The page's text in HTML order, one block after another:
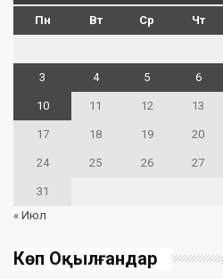
Пн Вт Ср Чт
3 4 5 6
10 11 12 13
17 18 19 20
24 25 26 27
31
« Июл
Көп Оқылғандар